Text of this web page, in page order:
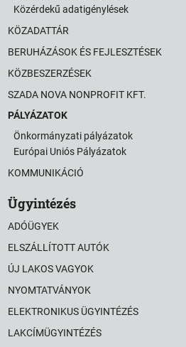
Közérdekű adatigénylések
KÖZADATTÁR
BERUHÁZÁSOK ÉS FEJLESZTÉSEK
KÖZBESZERZÉSEK
SZADA NOVA NONPROFIT KFT.
PÁLYÁZATOK
Önkormányzati pályázatok
Európai Uniós Pályázatok
KOMMUNIKÁCIÓ
Ügyintézés
ADÓÜGYEK
ELSZÁLLÍTOTT AUTÓK
ÚJ LAKOS VAGYOK
NYOMTATVÁNYOK
ELEKTRONIKUS ÜGYINTÉZÉS
LAKCÍMÜGYINTÉZÉS